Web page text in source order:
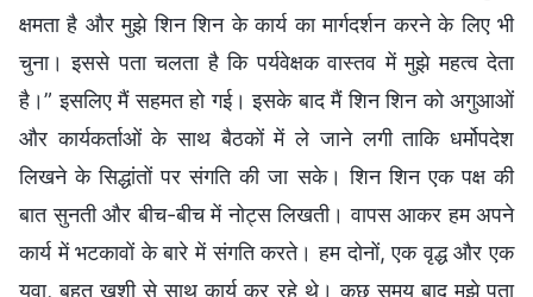
क्षमता है और मुझे शिन शिन के कार्य का मार्गदर्शन करने के लिए भी
चुना। इससे पता चलता है कि पर्यवेक्षक वास्तव में मुझे महत्व देता
है।” इसलिए मैं सहमत हो गई। इसके बाद मैं शिन शिन को अगुआओं
और कार्यकर्ताओं के साथ बैठकों में ले जाने लगी ताकि धर्मोपदेश
लिखने के सिद्धांतों पर संगति की जा सके। शिन शिन एक पक्ष की
बात सुनती और बीच-बीच में नोट्स लिखती। वापस आकर हम अपने
कार्य में भटकावों के बारे में संगति करते। हम दोनों, एक वृद्ध और एक
युवा, बहुत खुशी से साथ कार्य कर रहे थे। कुछ समय बाद मुझे पता